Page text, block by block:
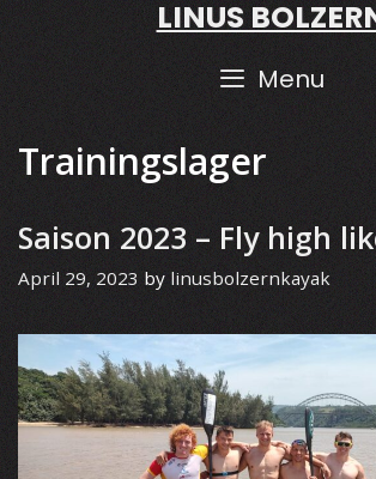
Skip
to
content
LINUS
Menu
Trainingslager
Saison 2023 – Fly high
April 29, 2023 by linusbolzernkayak